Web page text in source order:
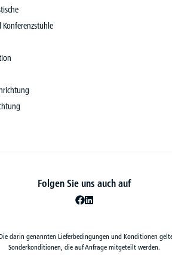
Konferenzstühle
Folgen Sie uns auch auf
genannten Lieferbedingungen und Konditionen
Sonderkonditionen, die auf Anfrage mitgeteilt werden.